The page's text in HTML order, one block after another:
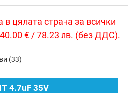
в цялата страна за всички
€ / 78.23 лв. (без ДДС).
(33)
4.7uF 35V